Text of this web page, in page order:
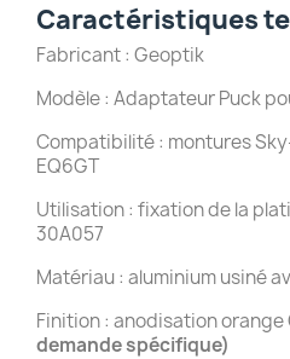
Caractéristiques
Fabricant : Geoptik
Modèle : Adaptateur Puck
Compatibilité : montures
EQ6GT
Utilisation : fixation de la
30A057
Matériau : aluminium usiné
Finition : anodisation
demande spécifique)